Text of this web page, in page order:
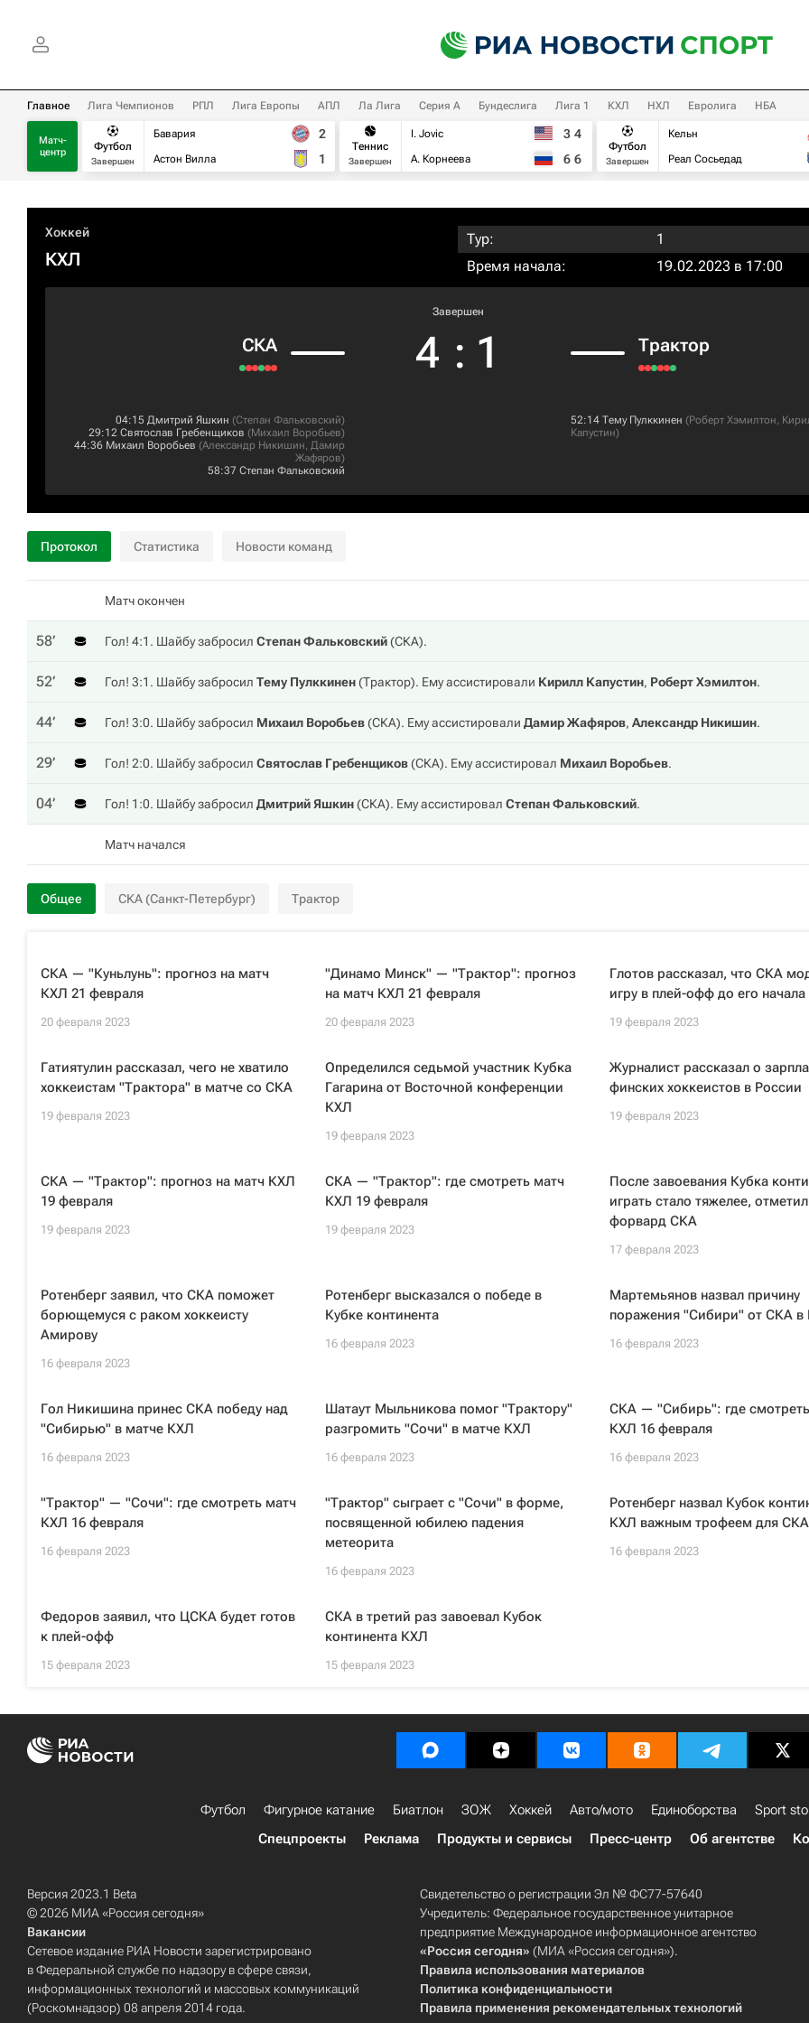
Главное Лига Чемпионов РПЛ Лига Европы АПЛ Ла Лига Серия А Бундеслига Лига 1 КХЛ НХЛ Евролига НБА
Матч-
центр
Футбол
Завершен
Бавария
Астон Вилла
2
1
Теннис
Завершен
I. Jovic
А. Корнеева
3 4
6 6
Футбол
Завершен
Кельн
Реал Сосьедад
Хоккей
КХЛ
Тур:
1
Время начала:
19.02.2023 в 17:00
СКА
Завершен
4 : 1 Трактор
04:15 Дмитрий Яшкин (Степан Фальковский)
29:12 Святослав Гребенщиков (Михаил Воробьев)
44:36 Михаил Воробьев (Александр Никишин, Дамир
Жафяров)
58:37 Степан Фальковский
52:14 Тему Пулккинен (Роберт Хэмилтон,
Капустин)
Протокол Статистика Новости команд
Матч окончен
58‎’‎ Гол! 4:1. Шайбу забросил Степан Фальковский(СКА).
52‎’‎ Гол! 3:1. Шайбу забросил Тему Пулккинен(Трактор). Ему ассистировали Кирилл Капустин, Роберт Хэмилтон.
44‎’‎ Гол! 3:0. Шайбу забросил Михаил Воробьев(СКА). Ему ассистировали Дамир Жафяров, Александр Никишин.
29‎’‎ Гол! 2:0. Шайбу забросил Святослав Гребенщиков(СКА). Ему ассистировал Михаил Воробьев.
04‎’‎ Гол! 1:0. Шайбу забросил Дмитрий Яшкин(СКА). Ему ассистировал Степан Фальковский.
Матч начался
Общее СКА (Санкт-Петербург) Трактор
СКА — "Куньлунь": прогноз на матч
КХЛ 21 февраля
20 февраля 2023
"Динамо Минск" — "Трактор": прогноз
на матч КХЛ 21 февраля
20 февраля 2023
Глотов рассказал, что СКА
игру в плей-офф до его начала
19 февраля 2023
Гатиятулин рассказал, чего не хватило
хоккеистам "Трактора" в матче со СКА
19 февраля 2023
Определился седьмой участник Кубка
Гагарина от Восточной конференции
КХЛ
19 февраля 2023
Журналист рассказал о
финских хоккеистов в России
19 февраля 2023
СКА — "Трактор": прогноз на матч КХЛ
19 февраля
19 февраля 2023
СКА — "Трактор": где смотреть матч
КХЛ 19 февраля
19 февраля 2023
После завоевания Кубка
играть стало тяжелее, отметил
форвард СКА
17 февраля 2023
Ротенберг заявил, что СКА поможет
борющемуся с раком хоккеисту
Амирову
16 февраля 2023
Ротенберг высказался о победе в
Кубке континента
16 февраля 2023
Мартемьянов назвал причину
поражения "Сибири" от СКА в
16 февраля 2023
Гол Никишина принес СКА победу над
"Сибирью" в матче КХЛ
16 февраля 2023
Шатаут Мыльникова помог "Трактору"
разгромить "Сочи" в матче КХЛ
16 февраля 2023
СКА — "Сибирь": где
КХЛ 16 февраля
16 февраля 2023
"Трактор" — "Сочи": где смотреть матч
КХЛ 16 февраля
16 февраля 2023
"Трактор" сыграет с "Сочи" в форме,
посвященной юбилею падения
метеорита
16 февраля 2023
Ротенберг назвал Кубок
КХЛ важным трофеем для СКА
16 февраля 2023
Федоров заявил, что ЦСКА будет готов
к плей-офф
15 февраля 2023
СКА в третий раз завоевал Кубок
континента КХЛ
15 февраля 2023
Футбол Фигурное катание Биатлон ЗОЖ Хоккей Авто/мото Единоборства
Sport
Спецпроекты
Реклама Продукты и сервисы Пресс-центр Об агентстве
Версия 2023.1 Beta
© 2026 МИА «Россия сегодня»
Вакансии
Сетевое издание РИА Новости зарегистрировано
в Федеральной службе по надзору в сфере связи,
информационных технологий и массовых коммуникаций
(Роскомнадзор) 08 апреля 2014 года.
Свидетельство о регистрации Эл № ФС77-57640
Учредитель: Федеральное государственное унитарное
предприятие Международное информационное агентство
«Россия сегодня» (МИА «Россия сегодня»).
Правила использования материалов
Политика конфиденциальности
Правила применения рекомендательных технологий